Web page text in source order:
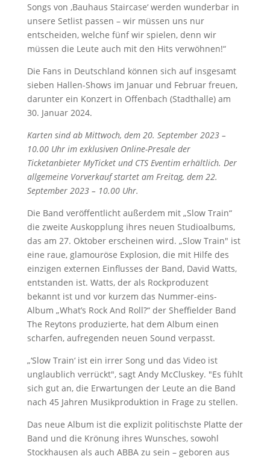
Songs von ‚Bauhaus Staircase‘ werden wunderbar in
unsere Setlist passen – wir müssen uns nur
entscheiden, welche fünf wir spielen, denn wir
müssen die Leute auch mit den Hits verwöhnen!“
Die Fans in Deutschland können sich auf insgesamt
sieben Hallen-Shows im Januar und Februar freuen,
darunter ein Konzert in Offenbach (Stadthalle) am
30. Januar 2024.
Karten sind ab Mittwoch, dem 20. September 2023 –
10.00 Uhr im exklusiven Online-Presale der
Ticketanbieter MyTicket und CTS Eventim erhältlich. Der
allgemeine Vorverkauf startet am Freitag, dem 22.
September 2023 – 10.00 Uhr.
Die Band veröffentlicht außerdem mit „Slow Train“
die zweite Auskopplung ihres neuen Studioalbums,
das am 27. Oktober erscheinen wird. „Slow Train" ist
eine raue, glamouröse Explosion, die mit Hilfe des
einzigen externen Einflusses der Band, David Watts,
entstanden ist. Watts, der als Rockproduzent
bekannt ist und vor kurzem das Nummer-eins-
Album „What’s Rock And Roll?“ der Sheffielder Band
The Reytons produzierte, hat dem Album einen
scharfen, aufregenden neuen Sound verpasst.
„‘Slow Train‘ ist ein irrer Song und das Video ist
unglaublich verrückt", sagt Andy McCluskey. "Es fühlt
sich gut an, die Erwartungen der Leute an die Band
nach 45 Jahren Musikproduktion in Frage zu stellen.
Das neue Album ist die explizit politischste Platte der
Band und die Krönung ihres Wunsches, sowohl
Stockhausen als auch ABBA zu sein – geboren aus